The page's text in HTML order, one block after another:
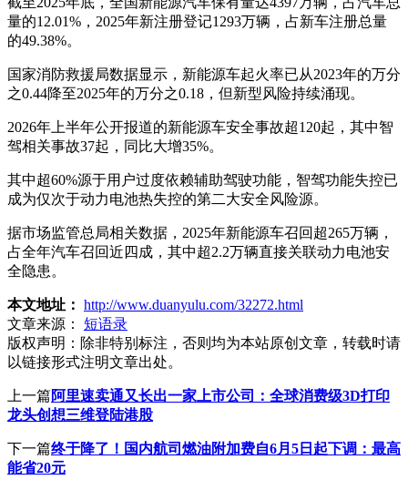
量的12.01%，2025年新注册登记1293万辆，占新车注册总量
的49.38%。
国家消防救援局数据显示，新能源车起火率已从2023年的万分
之0.44降至2025年的万分之0.18，但新型风险持续涌现。
2026年上半年公开报道的新能源车安全事故超120起，其中智
驾相关事故37起，同比大增35%。
其中超60%源于用户过度依赖辅助驾驶功能，智驾功能失控已
成为仅次于动力电池热失控的第二大安全风险源。
据市场监管总局相关数据，2025年新能源车召回超265万辆，
占全年汽车召回近四成，其中超2.2万辆直接关联动力电池安
全隐患。
本文地址： http://www.duanyulu.com/32272.html
文章来源：
短语录
版权声明： 除非特别标注，否则均为本站原创文章，转载时请
以链接形式注明文章出处。
上一篇阿里速卖通又长出一家上市公司：全球消费级3D打印
龙头创想三维登陆港股
下一篇终于降了！国内航司燃油附加费自6月5日起下调：最高
能省20元